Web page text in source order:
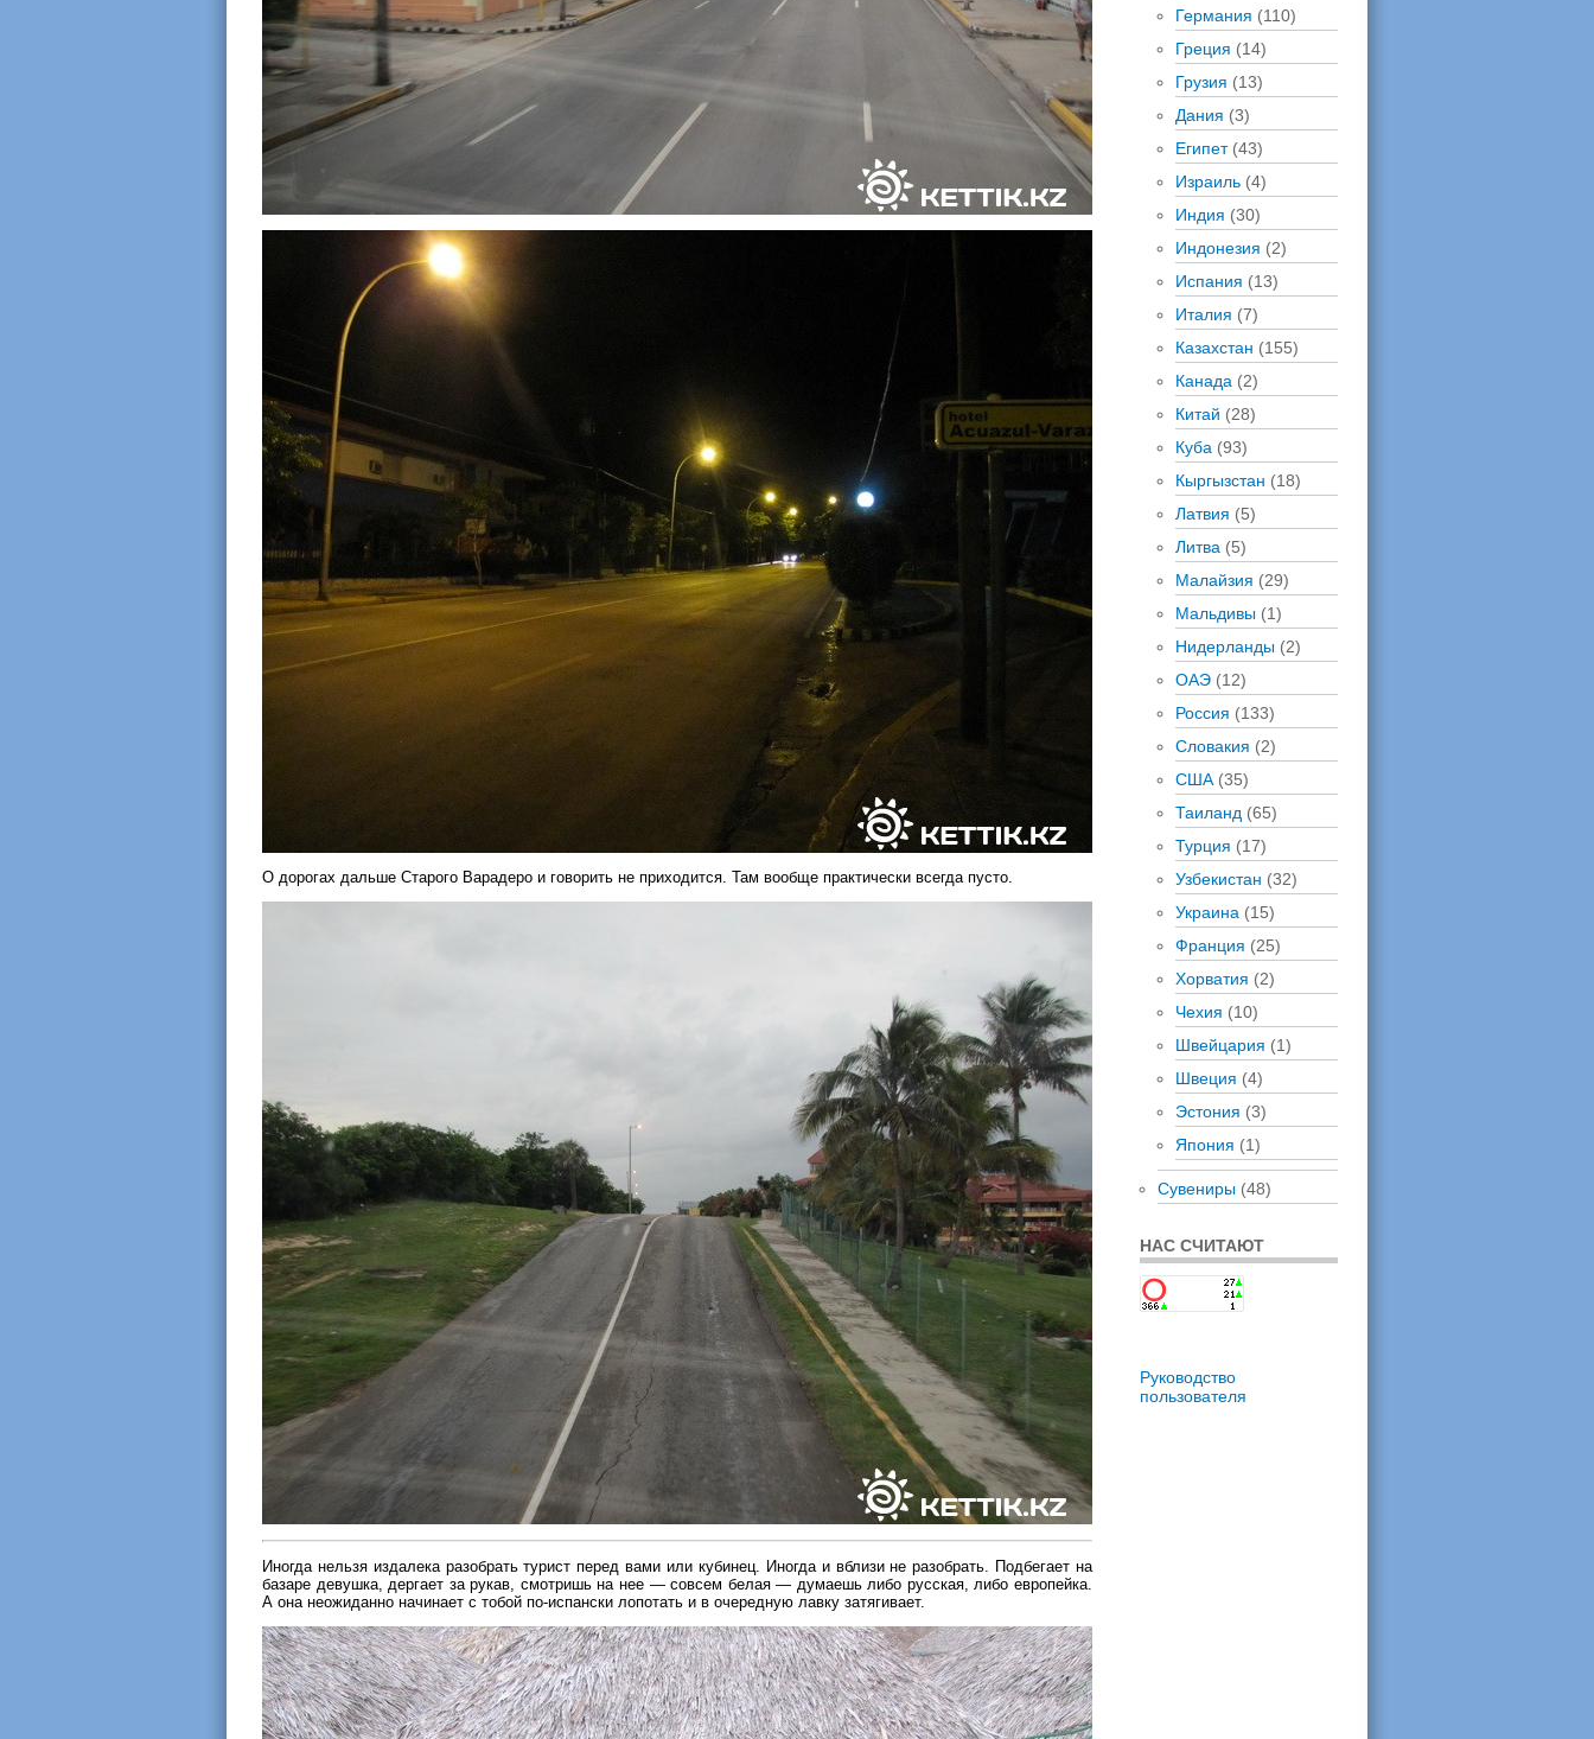
О дорогах дальше Старого Варадеро и говорить не приходится. Там вообще практически всегда пусто.
Иногда нельзя издалека разобрать турист перед вами или кубинец. Иногда и вблизи не разобрать. Подбегает на
базаре девушка, дергает за рукав, смотришь на нее — совсем белая — думаешь либо русская, либо европейка.
А она неожиданно начинает с тобой по-испански лопотать и в очередную лавку затягивает.
Германия (110)
Греция (14)
Грузия (13)
Дания (3)
Египет(43)
Израиль (4)
Индия (30)
Индонезия (2)
Испания (13)
Италия (7)
Казахстан (155)
Канада (2)
Китай (28)
Куба (93)
Кыргызстан (18)
Латвия (5)
Литва (5)
Малайзия (29)
Мальдивы (1)
Нидерланды (2)
ОАЭ (12)
Россия (133)
Словакия (2)
США (35)
Таиланд (65)
Турция (17)
Узбекистан (32)
Украина (15)
Франция (25)
Хорватия (2)
Чехия (10)
Швейцария (1)
Швеция (4)
Эстония (3)
Япония (1)
Сувениры (48)
НАС СЧИТАЮТ
Руководство
пользователя